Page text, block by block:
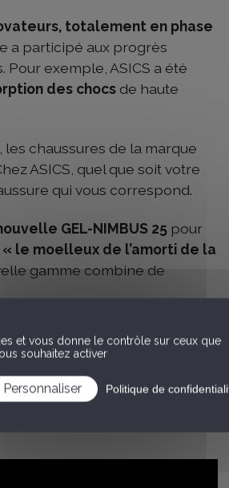
et vous donne le contrôle sur ceux que
souhaitez activer
Personnaliser Politique de
totalement en phase
a participé aux progrès
exemple, ASICS a été
des chocs de haute
chaussures de la marque
ASICS, quel que soit votre
qui vous correspond.
GEL-NIMBUS 25 pour
« le moelleux de l’amorti de la
gamme combine de
chocs
redessiné pour un enfilage